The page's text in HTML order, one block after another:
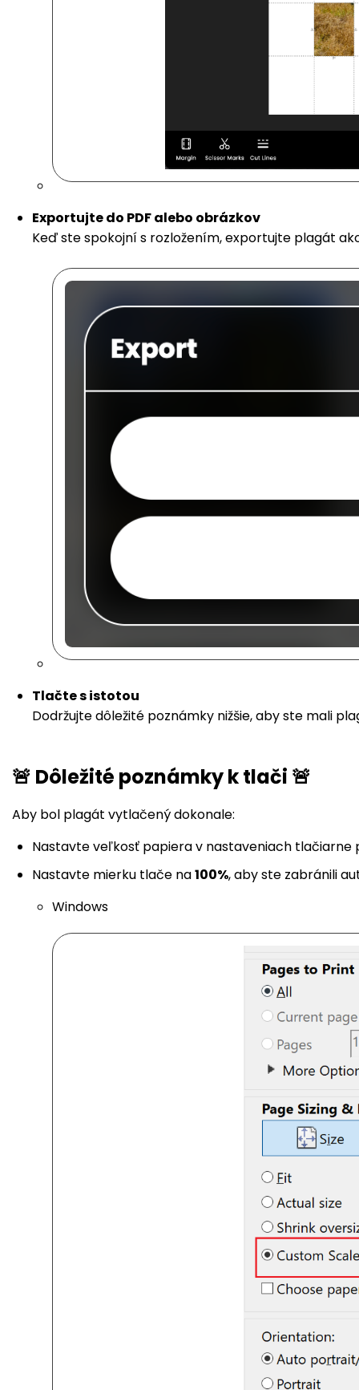
Exportujte do PDF alebo obrázkov
Keď ste spokojní s rozložením, exportujte plagát
Tlačte s istotou
Dodržujte dôležité poznámky nižšie, aby ste mali
🚨 Dôležité poznámky k tlači 🚨
Aby bol plagát vytlačený dokonale:
Nastavte veľkosť papiera v nastaveniach tlačiarne
Nastavte mierku tlače na100%, aby ste zabránili
Windows